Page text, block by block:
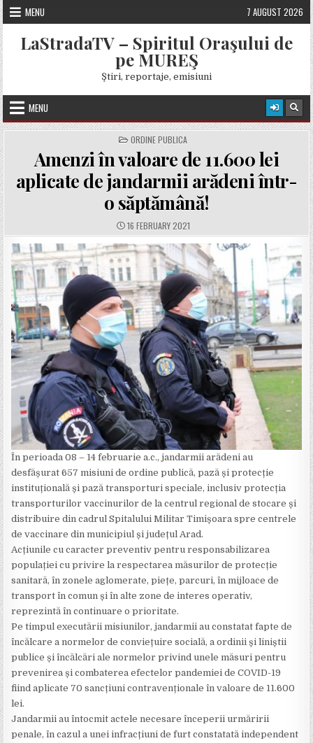
Skip
to
content
MENU 7 AUGUST 2026
LaStradaTV – Spiritul Oraşului de
pe MUREŞ
Ştiri, reportaje, emisiuni
MENU
POSTED
IN
ORDINE PUBLICA
Amenzi în valoare de 11.600 lei
aplicate de jandarmii arădeni într-
o săptămână!
PUBLISHED
DATE:
16 FEBRUARY 2021
În perioada 08 – 14 februarie a.c., jandarmii arădeni au
desfășurat 657 misiuni de ordine publică, pază și protecție
instituțională și pază transporturi speciale, inclusiv protecția
transporturilor vaccinurilor de la centrul regional de stocare și
distribuire din cadrul Spitalului Militar Timișoara spre centrele
de vaccinare din municipiul și județul Arad.
Acțiunile cu caracter preventiv pentru responsabilizarea
populației cu privire la respectarea măsurilor de protecție
sanitară, în zonele aglomerate, piețe, parcuri, în mijloace de
transport în comun și în alte zone de interes operativ,
reprezintă în continuare o prioritate.
Pe timpul executării misiunilor, jandarmii au constatat fapte de
încălcare a normelor de conviețuire socială, a ordinii și liniștii
publice și încălcări ale normelor privind unele măsuri pentru
prevenirea și combaterea efectelor pandemiei de COVID-19
fiind aplicate 70 sancțiuni contravenționale în valoare de 11.600
lei.
Jandarmii au întocmit actele necesare începerii urmăririi
penale, în cazul a unei infracțiuni de furt constatată independent